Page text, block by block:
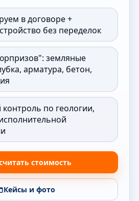
в договоре +
без переделок
земляные
арматура, бетон,
по геологии,
стоимость
Кейсы и фото